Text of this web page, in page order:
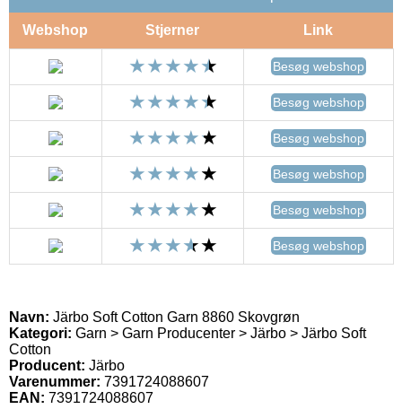
Webshop Stjerner Link
Besøg webshop
Besøg webshop
Besøg webshop
Besøg webshop
Besøg webshop
Besøg webshop
Navn: Järbo Soft Cotton Garn 8860 Skovgrøn
Kategori: Garn > Garn Producenter > Järbo > Järbo Soft
Cotton
Producent: Järbo
Varenummer: 7391724088607
EAN: 7391724088607